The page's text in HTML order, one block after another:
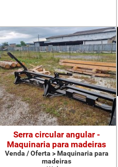
Serra circular angular -
Maquinaria para madeiras
Venda / Oferta > Maquinaria para
madeiras